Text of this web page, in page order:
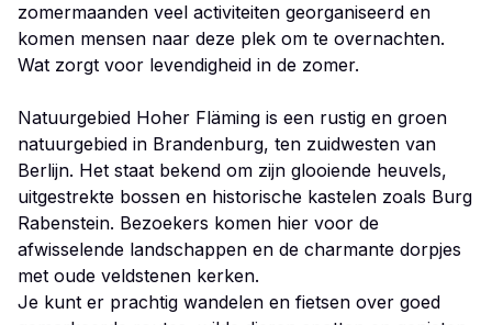
zomermaanden veel activiteiten georganiseerd en
komen mensen naar deze plek om te overnachten.
Wat zorgt voor levendigheid in de zomer.
Natuurgebied Hoher Fläming is een rustig en groen
natuurgebied in Brandenburg, ten zuidwesten van
Berlijn. Het staat bekend om zijn glooiende heuvels,
uitgestrekte bossen en historische kastelen zoals Burg
Rabenstein. Bezoekers komen hier voor de
afwisselende landschappen en de charmante dorpjes
met oude veldstenen kerken.
Je kunt er prachtig wandelen en fietsen over goed